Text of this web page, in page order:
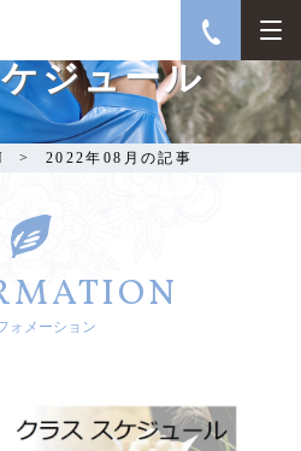
ジュール
2022年08月の記事
ォメーション